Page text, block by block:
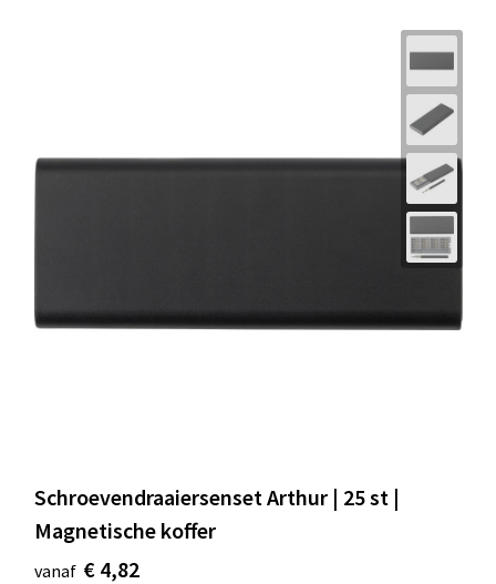
Schroevendraaiersenset Arthur | 25 st |
Magnetische koffer
vanaf € 4,82